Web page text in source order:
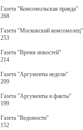
Газета "Комсомольская правда"
268
Газета "Московский комсомолец"
253
Газета "Время новостей"
214
Газета "Аргументы недели"
209
Газета "Аргументы и факты"
199
Газета "Ведомости"
152